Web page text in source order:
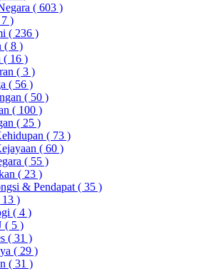
( 603 )
)
( 236 )
( 8 )
( 16 )
( 3 )
( 56 )
( 50 )
( 100 )
( 25 )
( 73 )
( 60 )
( 55 )
( 23 )
& Pendapat ( 35 )
13 )
( 4 )
( 5 )
( 31 )
( 29 )
( 31 )